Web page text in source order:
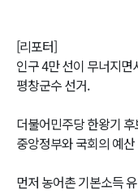
[리포터]
인구 4만 선이 무너지
평창군수 선거.
더불어민주당 한왕기
중앙정부와 국회의 예
먼저 농어촌 기본소득